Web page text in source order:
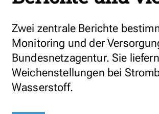
Zwei zentrale Berichte
Monitoring und der
Bundesnetzagentur. Sie
Weichenstellungen bei
Wasserstoff.